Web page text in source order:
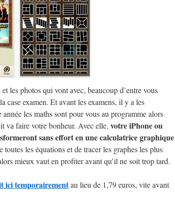
les photos qui vont avec, beaucoup d’entre vous
case examen. Et avant les examens, il y a les
les maths sont pour vous au programme alors
va faire votre bonheur. Avec elle, votre iPhone ou
sans effort en une calculatrice graphique
toutes les équations et de tracer les graphes les plus
mieux vaut en profiter avant qu’il ne soit trop tard.
ici temporairementau lieu de 1,79 euros, vite avant